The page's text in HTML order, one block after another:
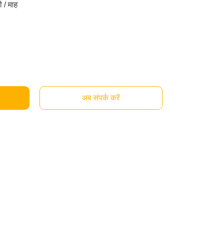
/ माह
अब संपर्क करें